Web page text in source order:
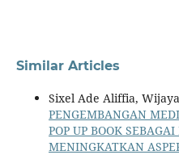
Similar Articles
Sixel Ade Aliffia,
PENGEMBANGAN
POP UP BOOK
MENINGKATKAN